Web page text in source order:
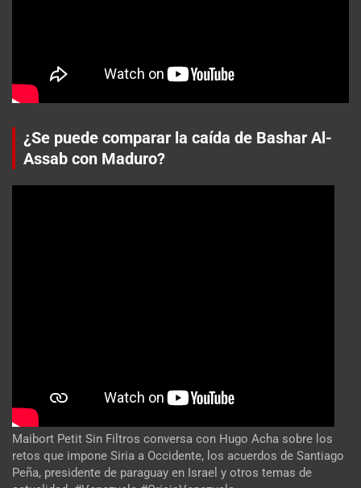
¿Se puede comparar la caída de Bashar Al-
Assab con Maduro?
Maibort Petit Sin Filtros conversa con Hugo Acha sobre los
retos que impone Siria a Occidente, los acuerdos de Santiago
Peña, presidente de paraguay en Israel y otros temas de